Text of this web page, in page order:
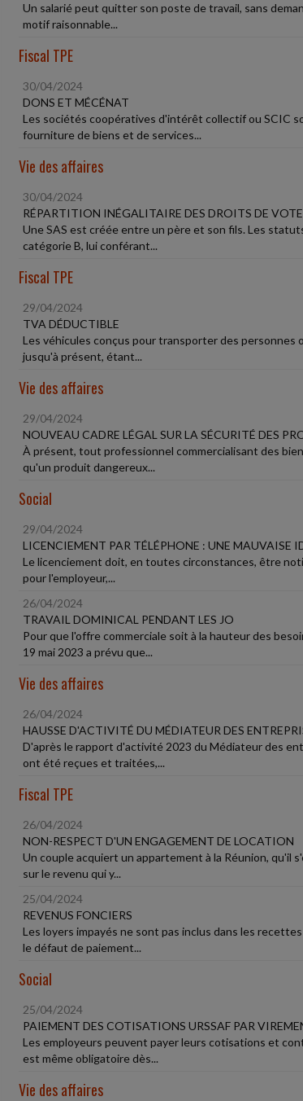
Un salarié peut quitter son poste de travail, sans
motif raisonnable...
Fiscal TPE
30/04/2024
DONS ET MÉCÉNAT
Les sociétés coopératives d'intérêt collectif ou SCIC
fourniture de biens et de services...
Vie des affaires
30/04/2024
RÉPARTITION INÉGALITAIRE DES DROITS DE
Une SAS est créée entre un père et son fils. Les
catégorie B, lui conférant...
Fiscal TPE
29/04/2024
TVA DÉDUCTIBLE
Les véhicules conçus pour transporter des personnes
jusqu'à présent, étant...
Vie des affaires
29/04/2024
NOUVEAU CADRE LÉGAL SUR LA SÉCURITÉ DES
À présent, tout professionnel commercialisant des
qu'un produit dangereux...
Social
29/04/2024
LICENCIEMENT PAR TÉLÉPHONE : UNE MAUVAISE
Le licenciement doit, en toutes circonstances, être
pour l'employeur,...
26/04/2024
TRAVAIL DOMINICAL PENDANT LES JO
Pour que l'offre commerciale soit à la hauteur des
19 mai 2023 a prévu que...
Vie des affaires
26/04/2024
HAUSSE D'ACTIVITÉ DU MÉDIATEUR DES
D'après le rapport d'activité 2023 du Médiateur des
ont été reçues et traitées,...
Fiscal TPE
26/04/2024
NON-RESPECT D'UN ENGAGEMENT DE LOCATION
Un couple acquiert un appartement à la Réunion, qu'il
sur le revenu qui y...
25/04/2024
REVENUS FONCIERS
Les loyers impayés ne sont pas inclus dans les
le défaut de paiement...
Social
25/04/2024
PAIEMENT DES COTISATIONS URSSAF PAR
Les employeurs peuvent payer leurs cotisations et
est même obligatoire dès...
Vie des affaires